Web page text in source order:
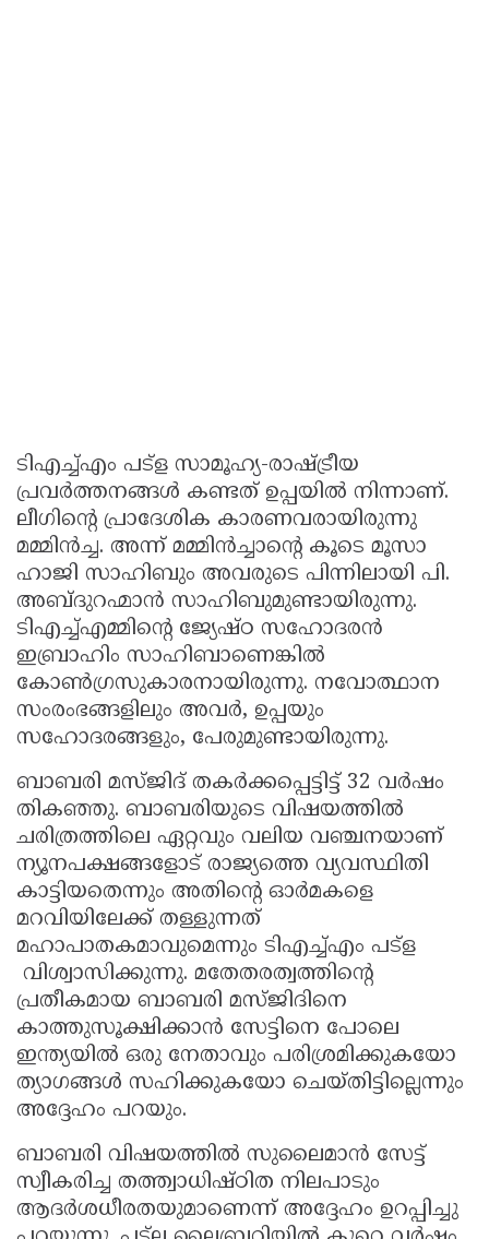
ടിഎച്ച്എം പട്‌ള സാമൂഹ്യ-രാഷ്ട്രീയ
പ്രവർത്തനങ്ങൾ കണ്ടത് ഉപ്പയിൽ നിന്നാണ്.
ലീഗിന്റെ പ്രാദേശിക കാരണവരായിരുന്നു
മമ്മിൻച്ച. അന്ന് മമ്മിൻച്ചാൻ്റെ കൂടെ മൂസാ
ഹാജി സാഹിബും അവരുടെ പിന്നിലായി പി.
അബ്ദുറഹ്മാൻ സാഹിബുമുണ്ടായിരുന്നു.
ടിഎച്ച്എമ്മിന്റെ ജ്യേഷ്ഠ സഹോദരൻ
ഇബ്രാഹിം സാഹിബാണെങ്കിൽ
കോൺഗ്രസുകാരനായിരുന്നു. നവോത്ഥാന
സംരംഭങ്ങളിലും അവർ, ഉപ്പയും
സഹോദരങ്ങളും, പേരുമുണ്ടായിരുന്നു.
ബാബരി മസ്ജിദ് തകർക്കപ്പെട്ടിട്ട് 32 വർഷം
തികഞ്ഞു. ബാബരിയുടെ വിഷയത്തിൽ
ചരിത്രത്തിലെ ഏറ്റവും വലിയ വഞ്ചനയാണ്
ന്യൂനപക്ഷങ്ങളോട് രാജ്യത്തെ വ്യവസ്ഥിതി
കാട്ടിയതെന്നും അതിന്റെ ഓർമകളെ
മറവിയിലേക്ക് തള്ളുന്നത്
മഹാപാതകമാവുമെന്നും ടിഎച്ച്എം പട്‌ള
വിശ്വാസിക്കുന്നു. മതേതരത്വത്തിന്റെ
പ്രതീകമായ ബാബരി മസ്ജിദിനെ
കാത്തുസൂക്ഷിക്കാൻ സേട്ടിനെ പോലെ
ഇന്ത്യയിൽ ഒരു നേതാവും പരിശ്രമിക്കുകയോ
ത്യാഗങ്ങൾ സഹിക്കുകയോ ചെയ്തിട്ടില്ലെന്നും
അദ്ദേഹം പറയും.
ബാബരി വിഷയത്തിൽ സുലൈമാൻ സേട്ട്
സ്വീകരിച്ച തത്ത്വാധിഷ്ഠിത നിലപാടും
ആദർശധീരതയുമാണെന്ന് അദ്ദേഹം ഉറപ്പിച്ചു